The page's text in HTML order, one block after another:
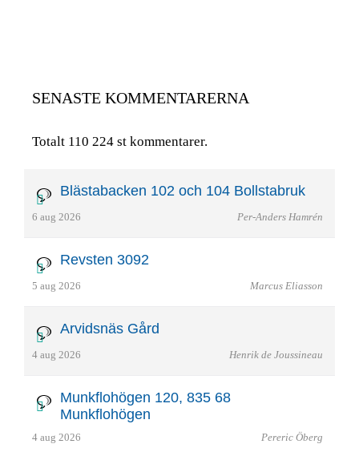
SENASTE KOMMENTARERNA
Totalt 110 224 st kommentarer.
Blästabacken 102 och 104 Bollstabruk
6 aug 2026 Per-Anders Hamrén
Revsten 3092
5 aug 2026 Marcus Eliasson
Arvidsnäs Gård
4 aug 2026 Henrik de Joussineau
Munkflohögen 120, 835 68
Munkflohögen
4 aug 2026 Pereric Öberg